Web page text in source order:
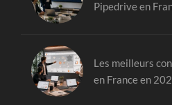
Pipedrive en
Les meilleurs
en France en